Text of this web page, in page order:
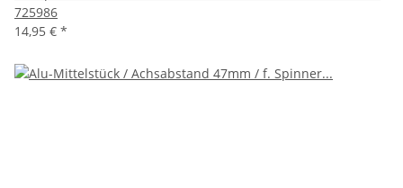
725986
14,95 € *